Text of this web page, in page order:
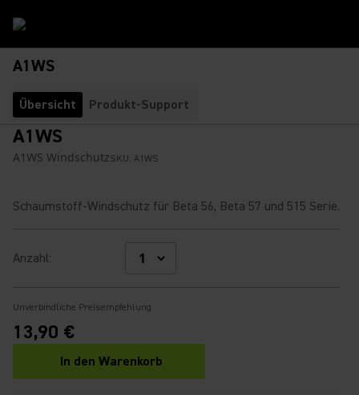
A1WS
Übersicht Produkt-Support
A1WS
A1WS WindschutzSKU: A1WS
Schaumstoff-Windschutz für Beta 56, Beta 57 und 515 Serie.
Anzahl:
Unverbindliche Preisempfehlung
13,90 €
In den Warenkorb